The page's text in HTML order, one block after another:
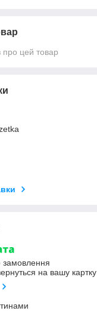
про цей товар
замовлення
на вашу картку